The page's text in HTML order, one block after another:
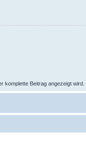
komplette Beitrag angezeigt wird.